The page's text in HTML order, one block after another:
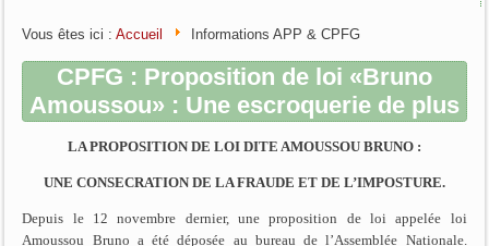
Vous êtes ici :Accueil Informations APP & CPFG
CPFG : Proposition de loi «Bruno
Amoussou» : Une escroquerie de plus
LA PROPOSITION DE LOI DITE AMOUSSOU BRUNO :
UNE CONSECRATION DE LA FRAUDE ET DE L’IMPOSTURE.
Depuis le 12 novembre dernier, une proposition de loi appelée loi
Amoussou Bruno a été déposée au bureau de l’Assemblée Nationale.